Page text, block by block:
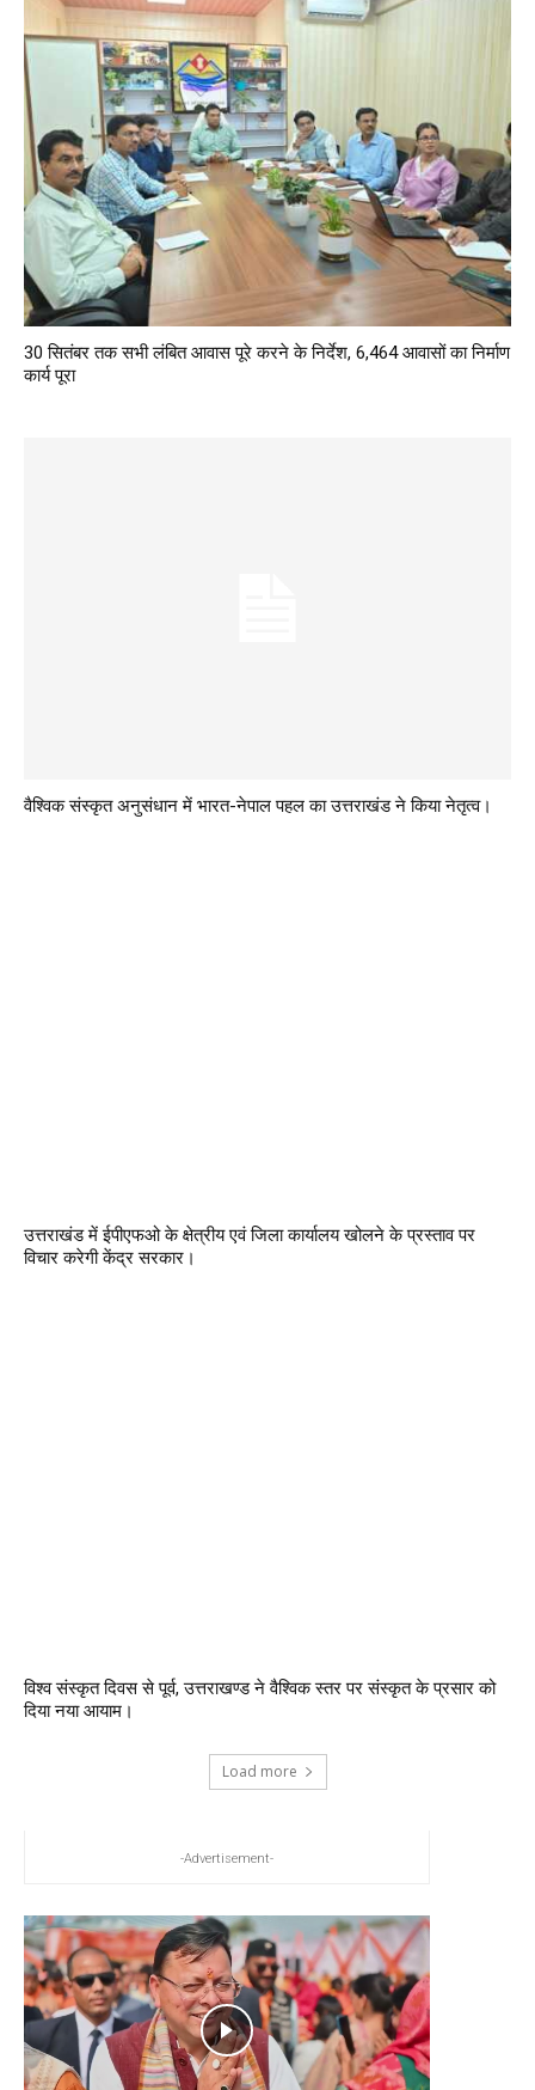
30 सितंबर तक सभी लंबित आवास पूरे करने के निर्देश, 6,464 आवासों का निर्माण
कार्य पूरा
वैश्विक संस्कृत अनुसंधान में भारत-नेपाल पहल का उत्तराखंड ने किया नेतृत्व।
उत्तराखंड में ईपीएफओ के क्षेत्रीय एवं जिला कार्यालय खोलने के प्रस्ताव पर
विचार करेगी केंद्र सरकार।
विश्व संस्कृत दिवस से पूर्व, उत्तराखण्ड ने वैश्विक स्तर पर संस्कृत के प्रसार को
दिया नया आयाम।
Load more
-Advertisement-